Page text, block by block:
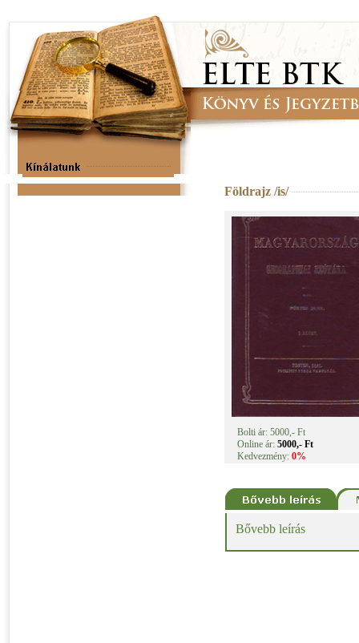
Földrajz /is/
Bolti ár: 5000,- Ft
Online ár: 5000,- Ft
Kedvezmény: 0%
Bővebb leírás